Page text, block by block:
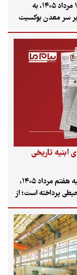
روزنامه «پیام ما» در شماره امروز خود، شنبه ۱۰ مرداد ۱۴۰۵، به
بر سر معدن بوکسیت
تا رکود بی‌سابقه در
خرید مردم.
شیوع وبا در
بحران فاصله
ابنیه تاریخی
شماره ۳۴۵۸ روزنامه «پیام ما» در روز چهارشنبه هفتم مرداد ۱۴۰۵،
پرداخته است؛ از
کولرهای آبی
آثار سلجوقی و